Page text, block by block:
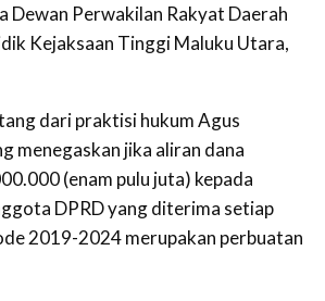
Dewan Perwakilan Rakyat Daerah
Kejaksaan Tinggi Maluku Utara,
dari praktisi hukum Agus
menegaskan jika aliran dana
(enam pulu juta) kepada
DPRD yang diterima setiap
2019-2024 merupakan perbuatan